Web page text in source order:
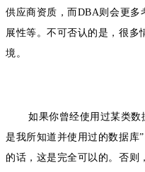
供应商资质，而DBA则会更多
展性等。不可否认的是，很多
境。
如果你曾经使用过某类
是我所知道并使用过的数据库
的话，这是完全可以的。否则